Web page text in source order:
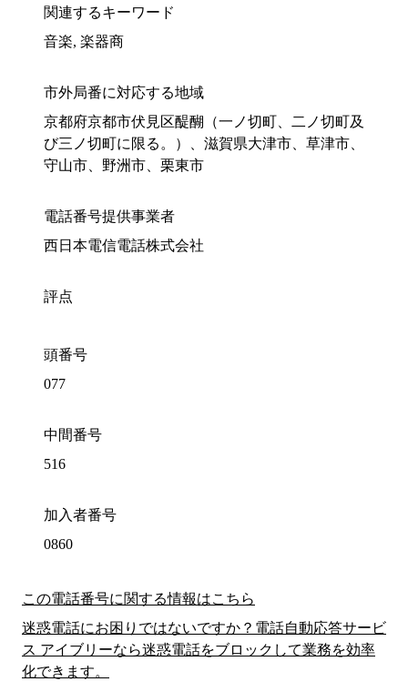
関連するキーワード
音楽, 楽器商
市外局番に対応する地域
京都府京都市伏見区醍醐（一ノ切町、二ノ切町及
び三ノ切町に限る。）、滋賀県大津市、草津市、
守山市、野洲市、栗東市
電話番号提供事業者
西日本電信電話株式会社
評点
頭番号
077
中間番号
516
加入者番号
0860
この電話番号に関する情報はこちら
迷惑電話にお困りではないですか？電話自動応答サービ
ス アイブリーなら迷惑電話をブロックして業務を効率
化できます。